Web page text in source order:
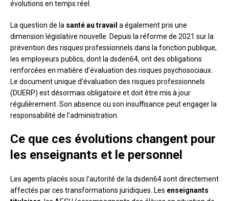
évolutions en temps réel.
La question de la santé au travail a également pris une
dimension législative nouvelle. Depuis la réforme de 2021 sur la
prévention des risques professionnels dans la fonction publique,
les employeurs publics, dont la dsden64, ont des obligations
renforcées en matière d’évaluation des risques psychosociaux.
Le document unique d’évaluation des risques professionnels
(DUERP) est désormais obligatoire et doit être mis à jour
régulièrement. Son absence ou son insuffisance peut engager la
responsabilité de l’administration.
Ce que ces évolutions changent pour
les enseignants et le personnel
Les agents placés sous l’autorité de la dsden64 sont directement
affectés par ces transformations juridiques. Les enseignants